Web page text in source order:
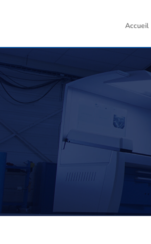
Accueil